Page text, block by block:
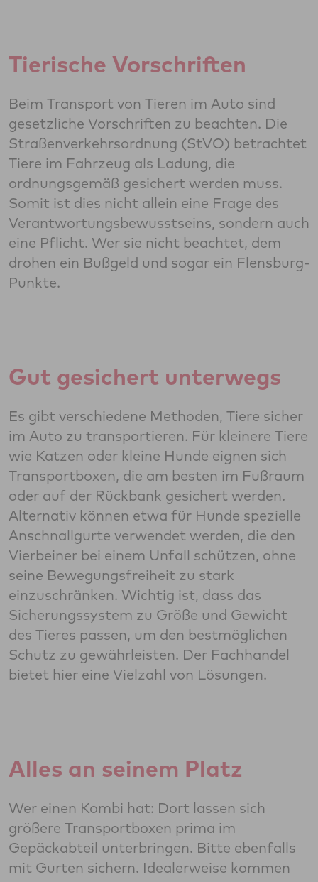
Tierische Vorschriften
Beim Transport von Tieren im Auto sind
gesetzliche Vorschriften zu beachten. Die
Straßenverkehrsordnung (StVO) betrachtet
Tiere im Fahrzeug als Ladung, die
ordnungsgemäß gesichert werden muss.
Somit ist dies nicht allein eine Frage des
Verantwortungsbewusstseins, sondern auch
eine Pflicht. Wer sie nicht beachtet, dem
drohen ein Bußgeld und sogar ein Flensburg-
Punkte.
Gut gesichert unterwegs
Es gibt verschiedene Methoden, Tiere sicher
im Auto zu transportieren. Für kleinere Tiere
wie Katzen oder kleine Hunde eignen sich
Transportboxen, die am besten im Fußraum
oder auf der Rückbank gesichert werden.
Alternativ können etwa für Hunde spezielle
Anschnallgurte verwendet werden, die den
Vierbeiner bei einem Unfall schützen, ohne
seine Bewegungsfreiheit zu stark
einzuschränken. Wichtig ist, dass das
Sicherungssystem zu Größe und Gewicht
des Tieres passen, um den bestmöglichen
Schutz zu gewährleisten. Der Fachhandel
bietet hier eine Vielzahl von Lösungen.
Alles an seinem Platz
Wer einen Kombi hat: Dort lassen sich
größere Transportboxen prima im
Gepäckabteil unterbringen. Bitte ebenfalls
mit Gurten sichern. Idealerweise kommen